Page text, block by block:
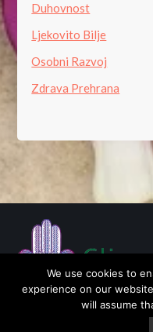
Duhovnost
Ljekovito Bilje
Osobni Razvoj
Zdrava Prehrana
We use cookies to
experience on our
will assume